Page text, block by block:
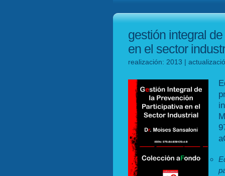
gestión integral
en el sector
realización: 2013 |